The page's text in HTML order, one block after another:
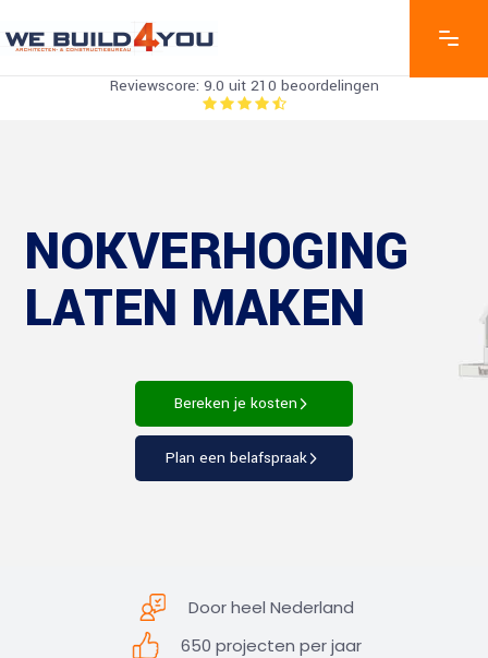
Reviewscore: 9.0 uit 210 beoordelingen
NOKVERHOGING
LATEN MAKEN
Bereken je kosten
Plan een belafspraak
Door heel Nederland
650 projecten per jaar